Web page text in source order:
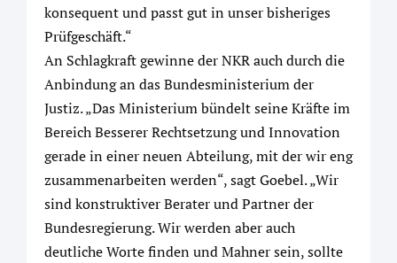
konsequent und passt gut in unser bisheriges
Prüfgeschäft.“
An Schlagkraft gewinne der NKR auch durch die
Anbindung an das Bundesministerium der
Justiz. „Das Ministerium bündelt seine Kräfte im
Bereich Besserer Rechtsetzung und Innovation
gerade in einer neuen Abteilung, mit der wir eng
zusammenarbeiten werden“, sagt Goebel. „Wir
sind konstruktiver Berater und Partner der
Bundesregierung. Wir werden aber auch
deutliche Worte finden und Mahner sein, sollte